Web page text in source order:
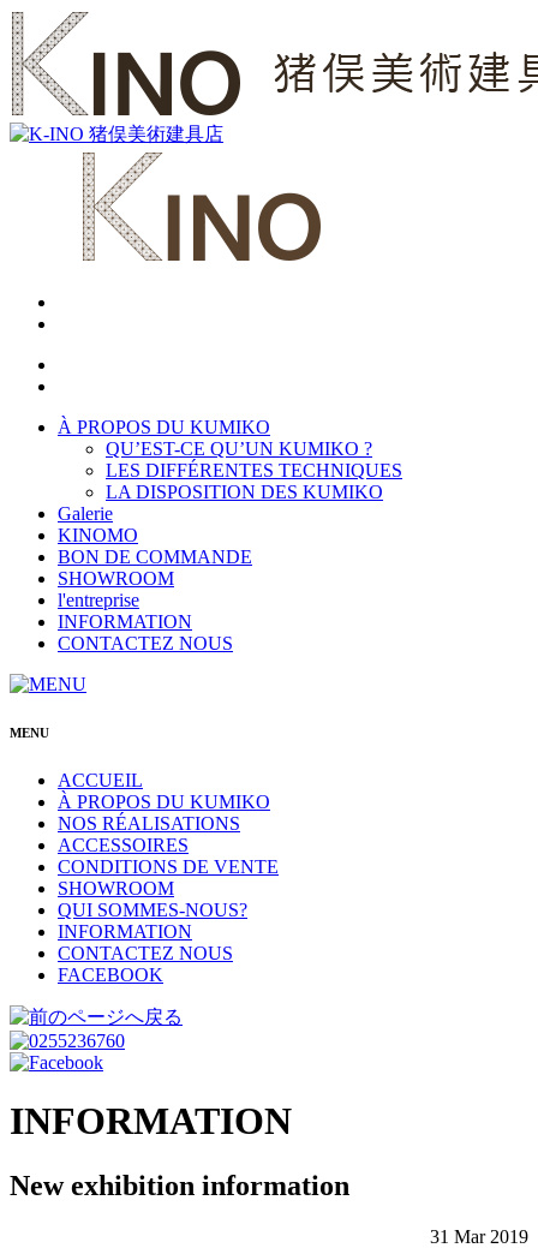
À PROPOS DU KUMIKO
QU’EST-CE QU’UN KUMIKO ?
LES DIFFÉRENTES TECHNIQUES
LA DISPOSITION DES KUMIKO
Galerie
KINOMO
BON DE COMMANDE
SHOWROOM
l'entreprise
INFORMATION
CONTACTEZ NOUS
MENU
ACCUEIL
À PROPOS DU KUMIKO
NOS RÉALISATIONS
ACCESSOIRES
CONDITIONS DE VENTE
SHOWROOM
QUI SOMMES-NOUS?
INFORMATION
CONTACTEZ NOUS
FACEBOOK
INFORMATION
New exhibition information
31 Mar 2019